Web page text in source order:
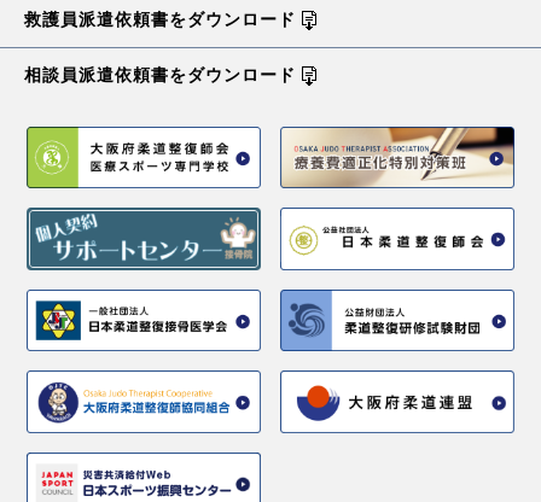
救護員派遣依頼書をダウンロード
相談員派遣依頼書をダウンロード